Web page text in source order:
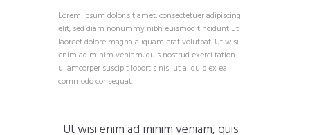
Lorem ipsum dolor sit amet, consectetuer adipiscing
elit, sed diam nonummy nibh euismod tincidunt ut
laoreet dolore magna aliquam erat volutpat. Ut wisi
enim ad minim veniam, quis nostrud exerci tation
ullamcorper suscipit lobortis nisl ut aliquip ex ea
commodo consequat.
Ut wisi enim ad minim veniam, quis